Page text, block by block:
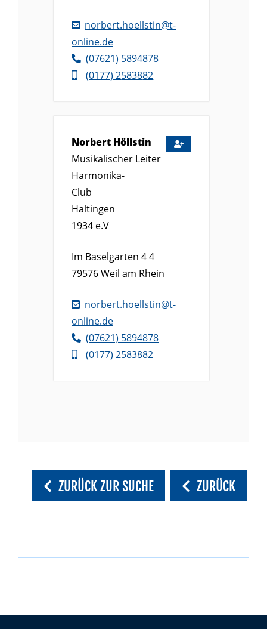
norbert.hoellstin@t-
online.de
(07621) 5894878
(0177) 2583882
Musikalischer Leiter
Norbert Höllstin
Harmonika-
Club
Haltingen
1934 e.V
Im Baselgarten 4 4
79576Weil am Rhein
norbert.hoellstin@t-
online.de
(07621) 5894878
(0177) 2583882
ZURÜCK ZUR SUCHE ZURÜCK